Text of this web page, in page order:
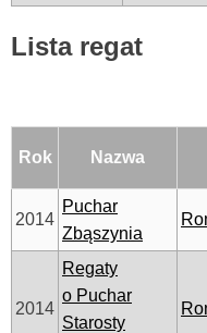
Lista regat
Rok Nazwa
2014
Puchar
Zbąszynia
2014
Regaty
o Puchar
Starosty